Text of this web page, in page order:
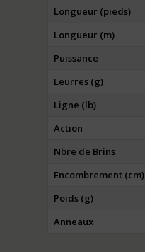
Longueur (pieds)
Longueur (m)
Puissance
Leurres (g)
Ligne (lb)
Action
Nbre de Brins
Encombrement (cm)
Poids (g)
Anneaux